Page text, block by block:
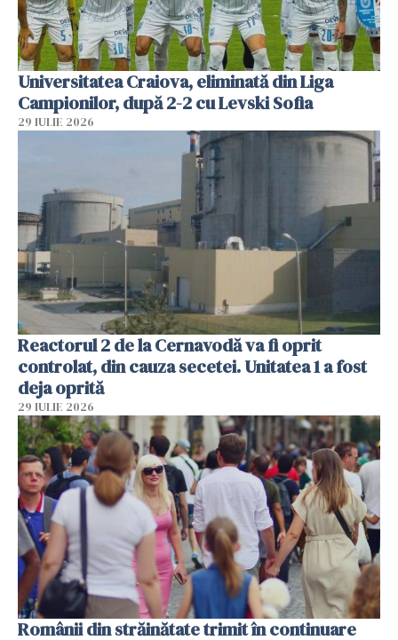
Universitatea Craiova, eliminată din Liga
Campionilor, după 2-2 cu Levski Sofia
29 IULIE 2026
Reactorul 2 de la Cernavodă va fi oprit
controlat, din cauza secetei. Unitatea 1 a fost
deja oprită
29 IULIE 2026
Românii din străinătate trimit în continuare